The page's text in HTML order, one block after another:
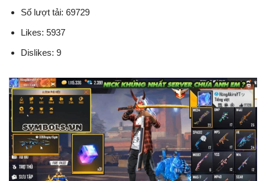
Số lượt tải: 69729
Likes: 5937
Dislikes: 9